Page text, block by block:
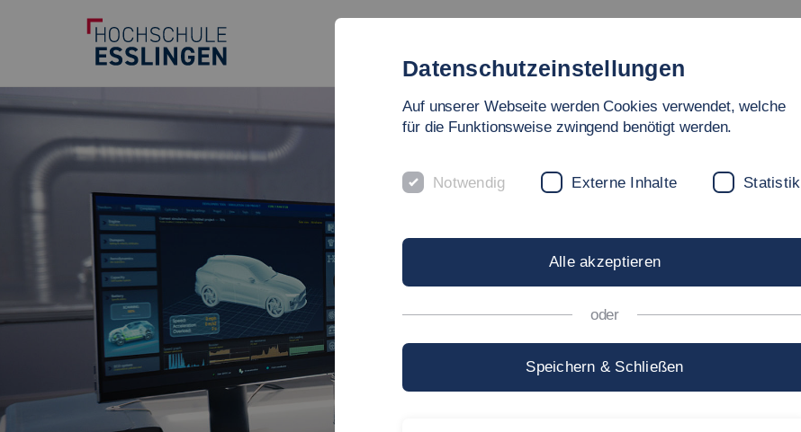
Datenschutzeinstellungen
Auf unserer Webseite werden Cookies verwendet, welche
für die Funktionsweise zwingend benötigt werden.
Notwendig Externe Inhalte Statistik
Alle akzeptieren
oder
Speichern & Schließen